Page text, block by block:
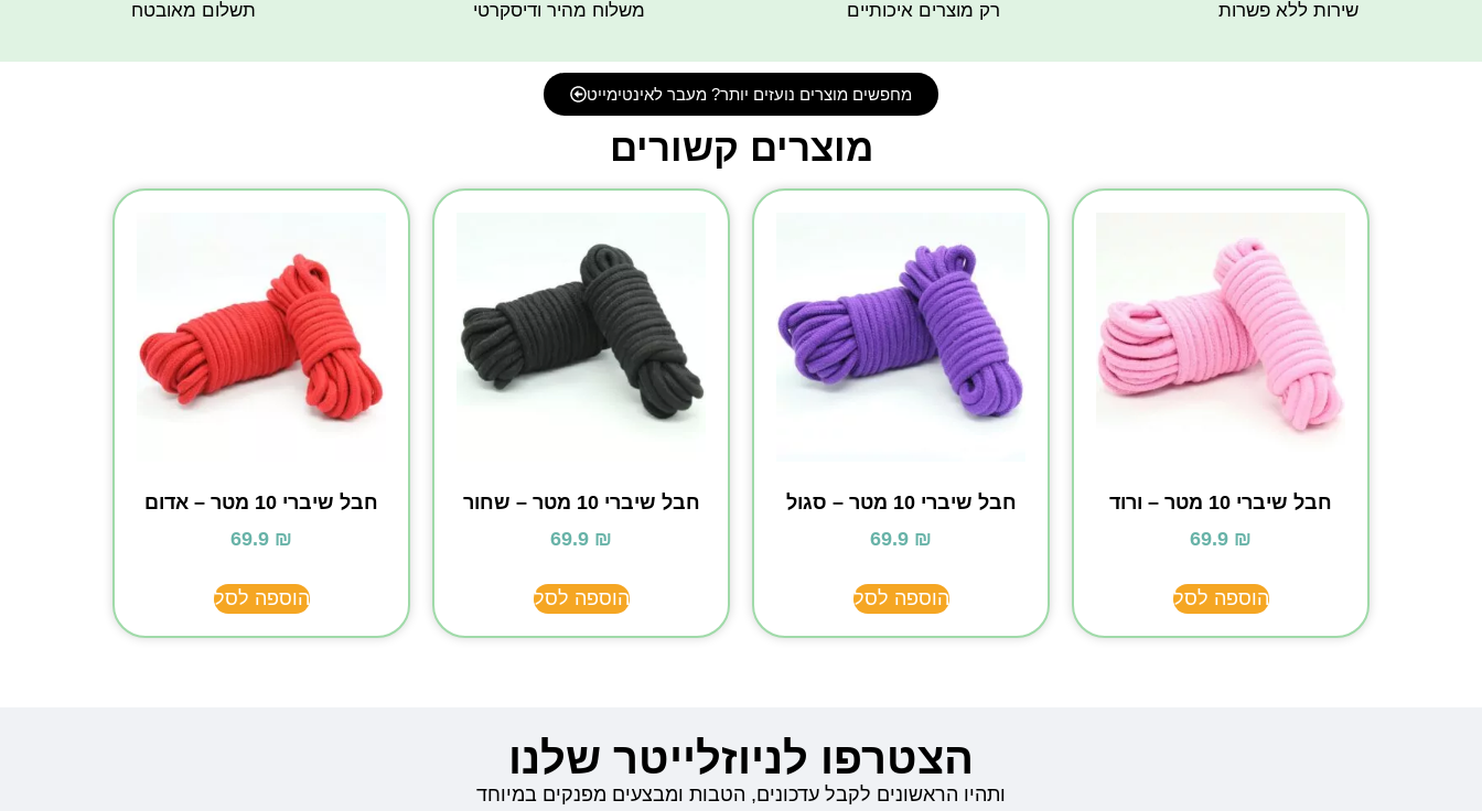
שירות ללא פשרות רק מוצרים איכותיים משלוח מהיר ודיסקרטי תשלום מאובטח
מחפשים מוצרים נועזים יותר? מעבר לאינטימייט
מוצרים קשורים
חבל שיברי 10 מטר – ורוד
69.9 ₪
הוספה לסל
חבל שיברי 10 מטר – סגול
69.9 ₪
הוספה לסל
חבל שיברי 10 מטר – שחור
69.9 ₪
הוספה לסל
חבל שיברי 10 מטר – אדום
69.9 ₪
הוספה לסל
הצטרפו לניוזלייטר שלנו
ותהיו הראשונים לקבל עדכונים, הטבות ומבצעים מפנקים במיוחד